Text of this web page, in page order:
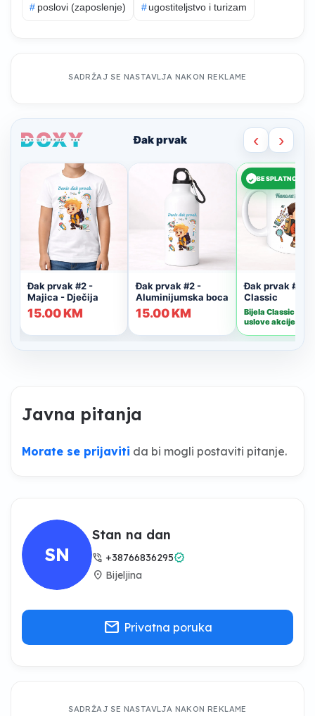
# poslovi (zaposlenje) # ugostiteljstvo i turizam
SADRŽAJ SE NASTAVLJA NAKON REKLAME
Javna pitanja
Morate se prijaviti da bi mogli postaviti pitanje.
SN
Stan na dan
phone_in_talk +38766836295verified
location_on Bijeljina
mail Privatna poruka
SADRŽAJ SE NASTAVLJA NAKON REKLAME